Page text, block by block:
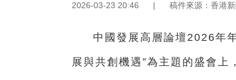
2026-03-23 20:46 | 稿件來源：香港
中國發展高層論壇2026年
展與共創機遇”為主題的盛會